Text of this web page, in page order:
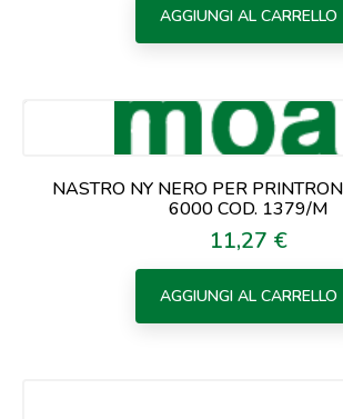
AGGIUNGI AL CARRELLO
NASTRO NY NERO PER
6000 COD. 1379/M
Prezzo
11,27 €
AGGIUNGI AL CARRELLO